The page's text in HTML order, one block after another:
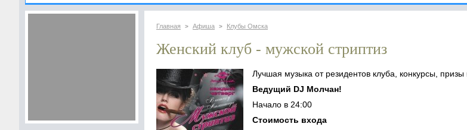
Главная > Афиша > Клубы Омска
Женский клуб - мужской стриптиз
Лучшая музыка от резидентов клуба, конкурсы,
Ведущий DJ Молчан!
Начало в 24:00
Стоимость входа